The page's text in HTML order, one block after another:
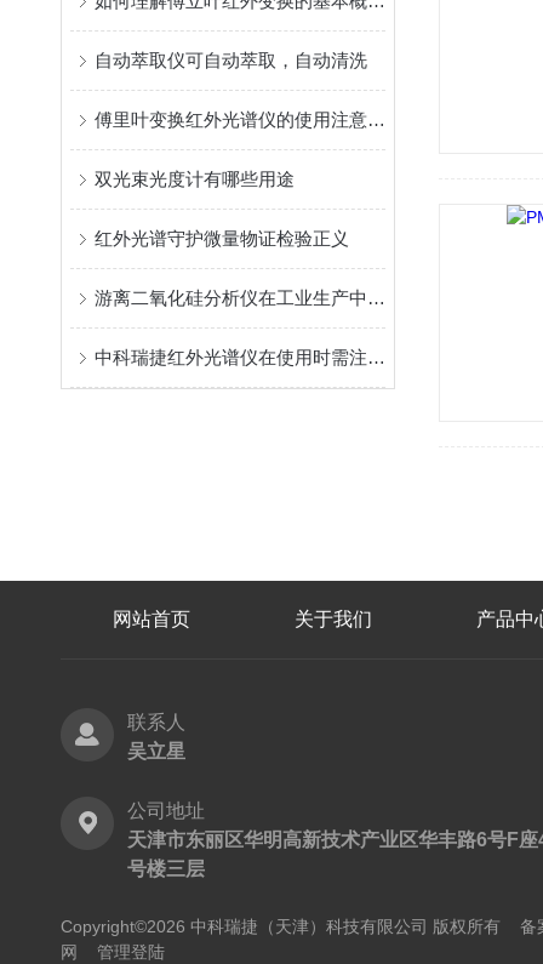
自动萃取仪可自动萃取，自动清洗
傅里叶变换红外光谱仪的使用注意事项
双光束光度计有哪些用途
红外光谱守护微量物证检验正义
游离二氧化硅分析仪在工业生产中的广泛应用
中科瑞捷红外光谱仪在使用时需注意以下事项
网站首页 关于我们 产品中
联系人
吴立星
公司地址
天津市东丽区华明高新技术产业区华丰路6号F座
号楼三层
Copyright©2026 中科瑞捷（天津）科技有限公司 版权所有 备
网
管理登陆